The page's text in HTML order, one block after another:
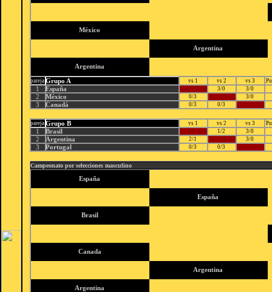
México
Argentina
Argentina
pareja Grupo A vs 1 vs 2 vs 3
1 España 3/0 3/0
2 México 0/3 3/0
3 Canadá 0/3 0/3
pareja Grupo B vs 1 vs 2 vs 3
1 Brasil 1/2 3/0
2 Argentina 2/1 3/0
3 Portugal 0/3 0/3
Campeonato por selecciones masculino
España
España
Brasil
Canada
Argentina
Argentina